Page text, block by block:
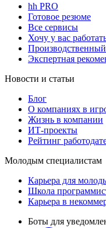
hh PRO
Готовое резюме
Все сервисы
Хочу у вас
Экспертная
Новости и статьи
Блог
О компаниях в
Жизнь в компании
ИТ-проекты
Рейтинг
Молодым специалистам
Карьера для
Школа
Карьера в
Боты для